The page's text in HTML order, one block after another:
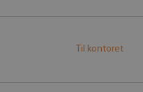
Til kontoret